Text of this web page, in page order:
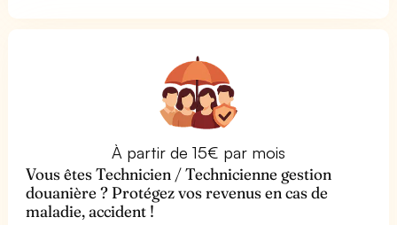
À partir de 15€ par mois
Vous êtes Technicien / Technicienne gestion
douanière ? Protégez vos revenus en cas de
maladie, accident !